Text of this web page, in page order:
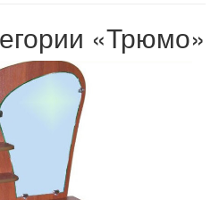
«Трюмо»